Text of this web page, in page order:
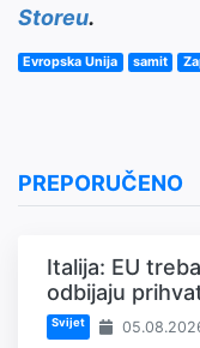
Storeu.
Evropska Unija samit
PREPORUČENO
Italija: EU
odbijaju
Svijet